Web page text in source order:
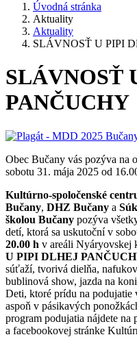
Úvodná stránka
Aktuality
Aktuality
SLÁVNOSŤ U PIPI
SLÁVNOSŤ
PANČUCHY
Obec Bučany vás pozýva na
sobotu 31. mája 2025 od
Kultúrno-spoločenské
Bučany, DHZ Bučany a
školou Bučany pozýva
detí, ktorá sa uskutoční v
20.00 h v areáli Nyáryovskej
U PIPI DLHEJ
súťaží, tvorivá dielňa,
bublinová show, jazda na
Deti, ktoré prídu na podujatie
aspoň v pásikavých
program podujatia nájdete
a facebookovej stránke